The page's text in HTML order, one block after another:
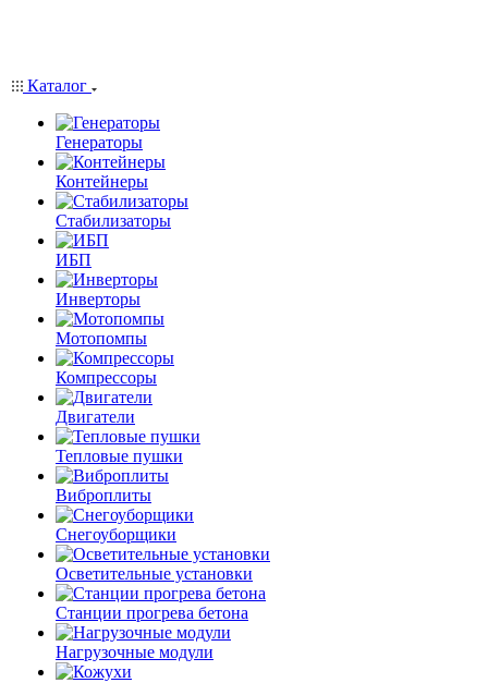
Каталог
Генераторы
Контейнеры
Стабилизаторы
ИБП
Инверторы
Мотопомпы
Компрессоры
Двигатели
Тепловые пушки
Виброплиты
Снегоуборщики
Осветительные установки
Станции прогрева бетона
Нагрузочные модули